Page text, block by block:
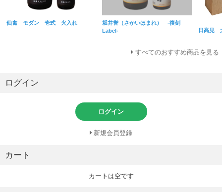
仙禽 モダン 壱式 火入れ
坂井誉（さかいほまれ） -復刻
Label-
日高見
すべてのおすすめ商品を見る
ログイン
ログイン
新規会員登録
カート
カートは空です